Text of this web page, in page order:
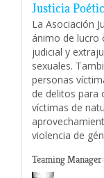
Justicia
La Asociación
ánimo de lucro
judicial y
sexuales.
personas
de delitos para
víctimas de
violencia de
Teaming Manager: